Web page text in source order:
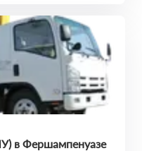
в Фершампенуазе